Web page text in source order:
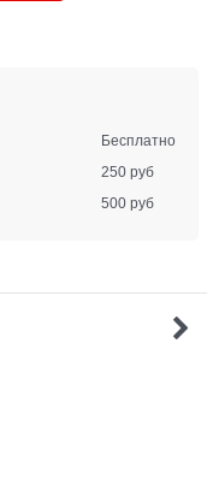
Бесплатно
250 руб
500 руб